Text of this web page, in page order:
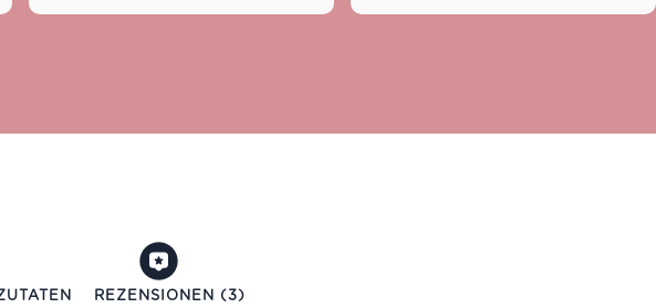
REZENSIONEN (3)